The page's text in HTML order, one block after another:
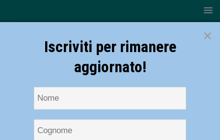
×
Iscriviti per rimanere
aggiornato!